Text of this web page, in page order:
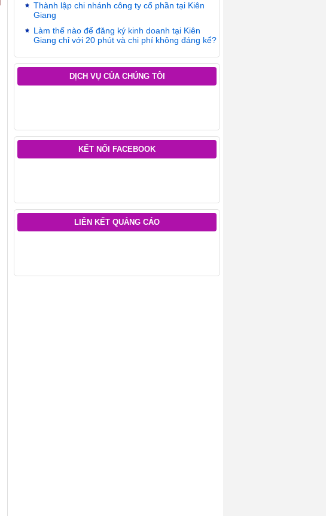
Thành lập chi nhánh công ty cổ phần tại Kiên
Giang
Làm thế nào để đăng ký kinh doanh tại Kiên
Giang chỉ với 20 phút và chi phí không đáng kể?
DỊCH VỤ CỦA CHÚNG TÔI
KẾT NỐI FACEBOOK
LIÊN KẾT QUẢNG CÁO